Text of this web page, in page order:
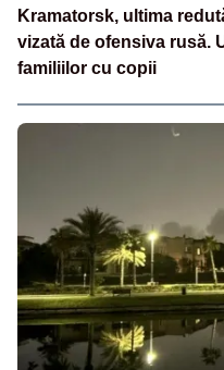
Kramatorsk, ultima
vizată de ofensiva rusă.
familiilor cu copii